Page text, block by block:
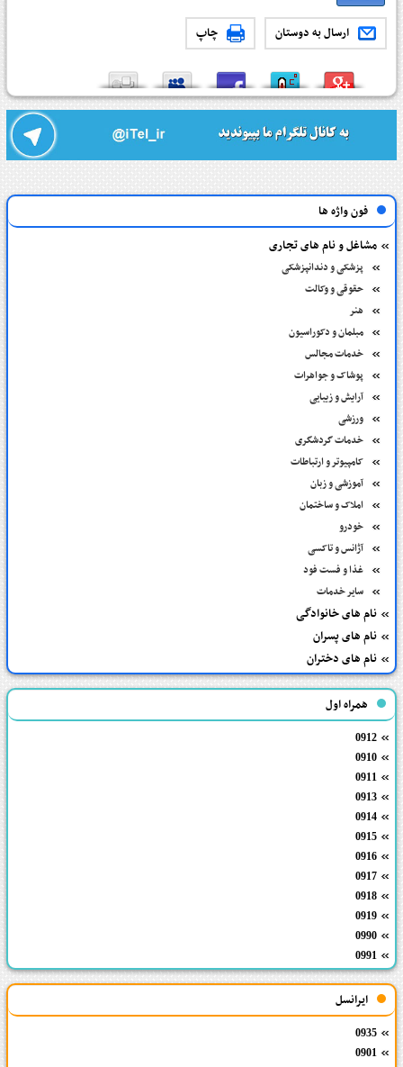
ارسال به دوستان چاپ
فون واژه ها
مشاغل و نام های تجاری
پزشکی و دندانپزشکی
حقوقی و وکالت
هنر
مبلمان و دکوراسیون
خدمات مجالس
پوشاک و جواهرات
آرایش و زیبایی
ورزشی
خدمات گردشگری
کامپیوتر و ارتباطات
آموزشی و زبان
املاک و ساختمان
خودرو
آژانس و تاکسی
غذا و فست فود
سایر خدمات
نام های خانوادگی
نام های پسران
نام های دختران
همراه اول
0912
0910
0911
0913
0914
0915
0916
0917
0918
0919
0990
0991
ایرانسل
0935
0901